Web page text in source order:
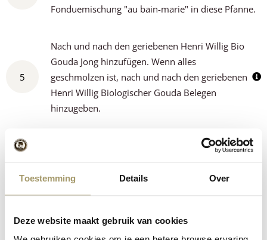
Toestemming Details Over
Deze website maakt gebruik van cookies
Fonduemischung "au bain-marie" in diese Pfanne.
5
Nach und nach den geriebenen Henri Willig Bio
Gouda Jong hinzufügen. Wenn alles
geschmolzen ist, nach und nach den geriebenen
Henri Willig Biologischer Gouda Belegen
hinzugeben.
6
Dann einen Deckel auf die Pfanne legen und
zwischendurch mit einem Spatel umrühren. Dies
etwa 30 Minuten lang erhitzen lassen.
7
und fertig ist das Käsefondue.